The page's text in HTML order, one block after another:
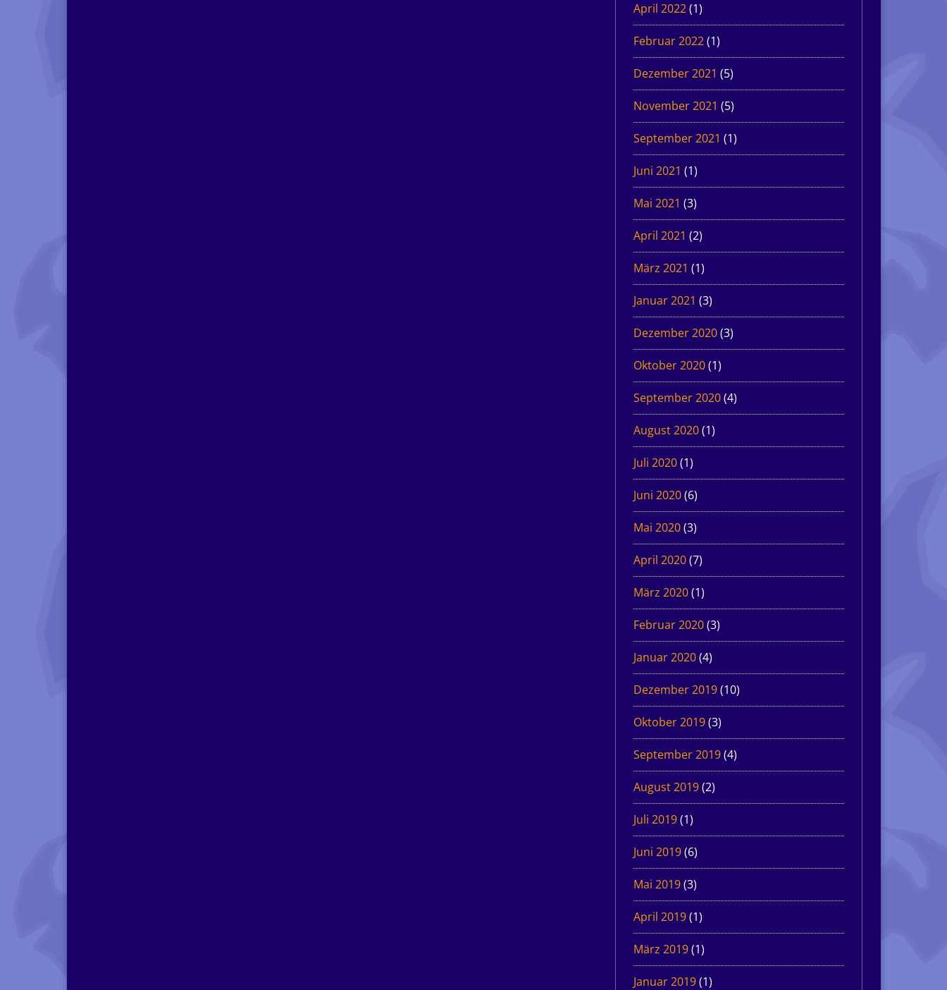
April 2022(1)
Februar 2022(1)
Dezember 2021 (5)
November 2021 (5)
September 2021 (1)
Juni 2021 (1)
Mai 2021 (3)
April 2021 (2)
März 2021 (1)
Januar 2021 (3)
Dezember 2020(3)
Oktober 2020(1)
September 2020(4)
August 2020(1)
Juli 2020(1)
Juni 2020(6)
Mai 2020(3)
April 2020(7)
März 2020(1)
Februar 2020(3)
Januar 2020(4)
Dezember 2019(10)
Oktober 2019(3)
September 2019(4)
August 2019(2)
Juli 2019(1)
Juni 2019(6)
Mai 2019(3)
April 2019(1)
März 2019(1)
Januar 2019(1)